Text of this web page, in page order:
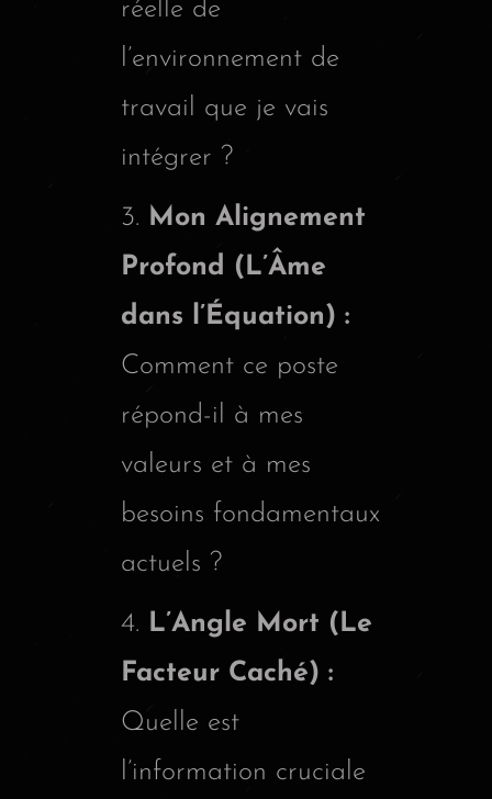
réelle de
l’environnement de
travail que je vais
intégrer ?
Mon Alignement
Profond (L’Âme
dans l’Équation) :
Comment ce poste
répond-il à mes
valeurs et à mes
besoins fondamentaux
actuels ?
L’Angle Mort (Le
Facteur Caché) :
Quelle est
l’information cruciale